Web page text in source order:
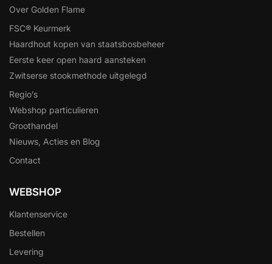
Over Golden Flame
FSC® Keurmerk
Haardhout kopen van staatsbosbeheer
Eerste keer open haard aansteken
Zwitserse stookmethode uitgelegd
Regio’s
Webshop particulieren
Groothandel
Nieuws, Acties en Blog
Contact
WEBSHOP
Klantenservice
Bestellen
Levering